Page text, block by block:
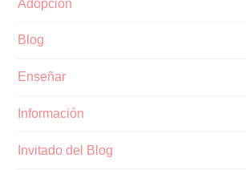
Adopción
Blog
Enseñar
Información
Invitado del Blog